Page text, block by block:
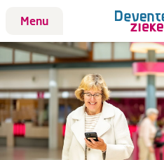
Menu
Patiënt
Bezoek
Werken bij DZ